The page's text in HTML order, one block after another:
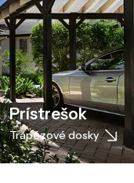
Prístrešok
Trapézové dosky